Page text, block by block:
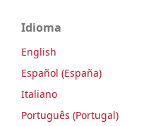
Idioma
English
Español (España)
Italiano
Português (Portugal)